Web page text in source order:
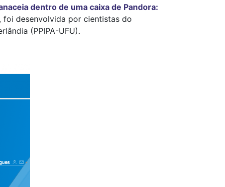
dentro de uma caixa de Pandora:
foi desenvolvida por cientistas do
(PPIPA-UFU).